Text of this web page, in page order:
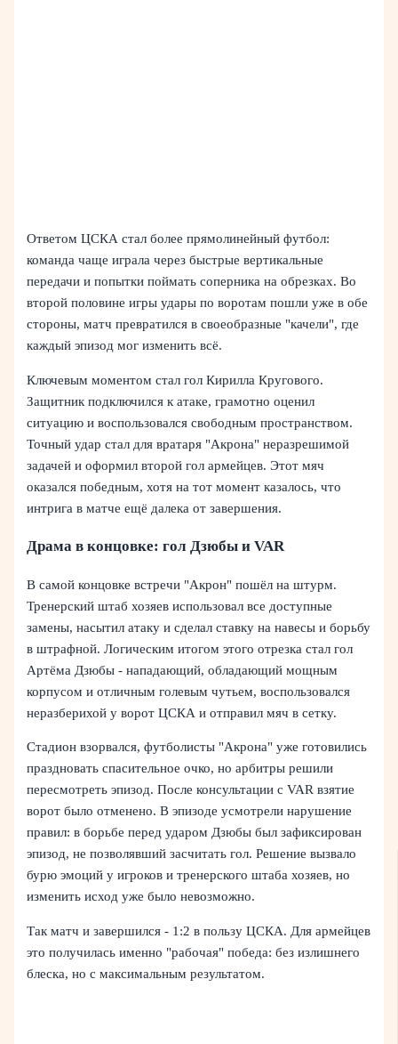
Ответом ЦСКА стал более прямолинейный футбол:
команда чаще играла через быстрые вертикальные
передачи и попытки поймать соперника на обрезках. Во
второй половине игры удары по воротам пошли уже в обе
стороны, матч превратился в своеобразные "качели", где
каждый эпизод мог изменить всё.
Ключевым моментом стал гол Кирилла Кругового.
Защитник подключился к атаке, грамотно оценил
ситуацию и воспользовался свободным пространством.
Точный удар стал для вратаря "Акрона" неразрешимой
задачей и оформил второй гол армейцев. Этот мяч
оказался победным, хотя на тот момент казалось, что
интрига в матче ещё далека от завершения.
Драма в концовке: гол Дзюбы и VAR
В самой концовке встречи "Акрон" пошёл на штурм.
Тренерский штаб хозяев использовал все доступные
замены, насытил атаку и сделал ставку на навесы и борьбу
в штрафной. Логическим итогом этого отрезка стал гол
Артёма Дзюбы - нападающий, обладающий мощным
корпусом и отличным голевым чутьем, воспользовался
неразберихой у ворот ЦСКА и отправил мяч в сетку.
Стадион взорвался, футболисты "Акрона" уже готовились
праздновать спасительное очко, но арбитры решили
пересмотреть эпизод. После консультации с VAR взятие
ворот было отменено. В эпизоде усмотрели нарушение
правил: в борьбе перед ударом Дзюбы был зафиксирован
эпизод, не позволявший засчитать гол. Решение вызвало
бурю эмоций у игроков и тренерского штаба хозяев, но
изменить исход уже было невозможно.
Так матч и завершился - 1:2 в пользу ЦСКА. Для армейцев
это получилась именно "рабочая" победа: без излишнего
блеска, но с максимальным результатом.